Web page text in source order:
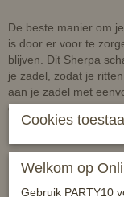
De beste manier om
is door er voor te
blijven. Dit Sherpa
je zadel, zodat je
aan je zadel met
de hele middag
Eigenschappen:
Cookies
Welkom op
Gebruik PARTY10